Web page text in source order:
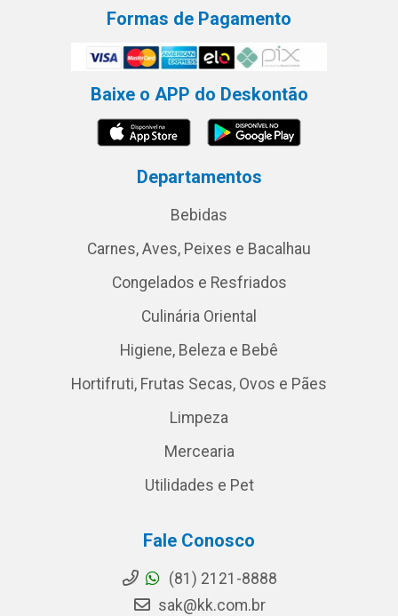
Formas de Pagamento
Baixe o APP do Deskontão
Departamentos
Bebidas
Carnes, Aves, Peixes e Bacalhau
Congelados e Resfriados
Culinária Oriental
Higiene, Beleza e Bebê
Hortifruti, Frutas Secas, Ovos e Pães
Limpeza
Mercearia
Utilidades e Pet
Fale Conosco
(81) 2121-8888
sak@kk.com.br